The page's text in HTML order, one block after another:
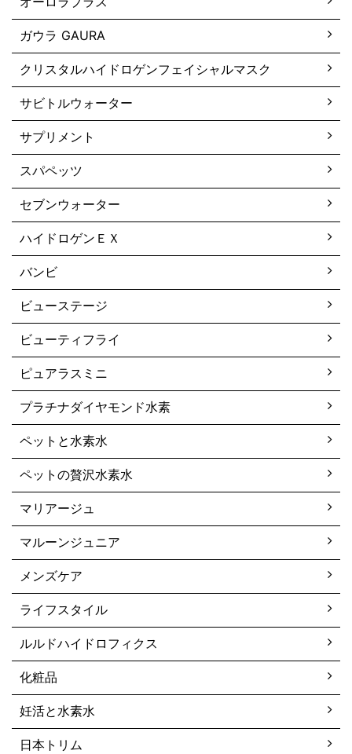
ガウラ GAURA
クリスタルハイドロゲンフェイシャルマスク
サビトルウォーター
サプリメント
スパペッツ
セブンウォーター
ハイドロゲンＥＸ
バンビ
ビューステージ
ビューティフライ
ピュアラスミニ
プラチナダイヤモンド水素
ペットと水素水
ペットの贅沢水素水
マリアージュ
マルーンジュニア
メンズケア
ライフスタイル
ルルドハイドロフィクス
化粧品
妊活と水素水
日本トリム